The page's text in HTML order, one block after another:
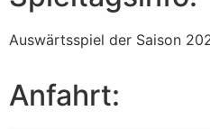
Auswärtsspiel der Saison
Anfahrt: